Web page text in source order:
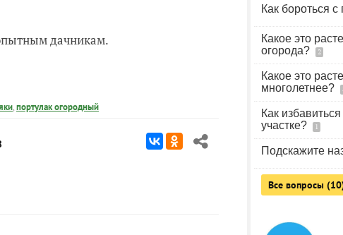
дачникам.
,портулак огородный
Как бороться
Какое это
огорода?
2
Какое это
многолетнее?
Как
участке?
1
Подскажите
Все вопросы